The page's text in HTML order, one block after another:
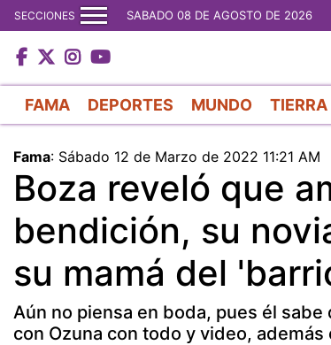
SECCIONES SABADO 08 DE AGOSTO DE 2026
FAMA DEPORTES MUNDO
Fama: Sábado 12 de Marzo de 2022 11:21 AM
Boza reveló que
bendición, su
su mamá del
Aún no piensa en boda, pues él
con Ozuna con todo y video,